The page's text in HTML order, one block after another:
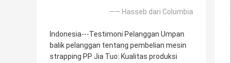
—— Hasseb dari Columbia
Indonesia---Testimoni Pelanggan Umpan
balik pelanggan tentang pembelian mesin
strapping PP Jia Tuo: Kualitas produksi